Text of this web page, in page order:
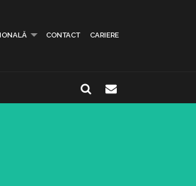
CONTACT CARIERE